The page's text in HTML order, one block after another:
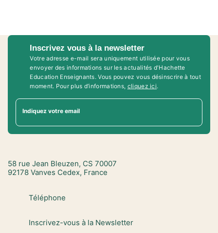
Inscrivez vous à la newsletter
Votre adresse e-mail sera uniquement utilisée pour vous
envoyer des informations sur les actualités d'Hachette
Education Enseignants. Vous pouvez vous désinscrire à tout
moment. Pour plus d’informations, cliquez ici.
Indiquez votre email
58 rue Jean Bleuzen, CS 70007
92178 Vanves Cedex, France
Téléphone
Inscrivez-vous à la Newsletter